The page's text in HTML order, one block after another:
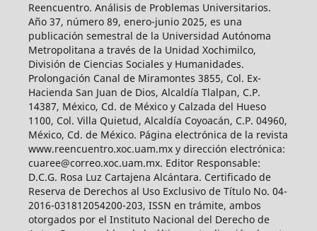
Reencuentro. Análisis de Problemas Universitarios.
Año 37, número 89, enero-junio 2025, es una
publicación semestral de la Universidad Autónoma
Metropolitana a través de la Unidad Xochimilco,
División de Ciencias Sociales y Humanidades.
Prolongación Canal de Miramontes 3855, Col. Ex-
Hacienda San Juan de Dios, Alcaldía Tlalpan, C.P.
14387, México, Cd. de México y Calzada del Hueso
1100, Col. Villa Quietud, Alcaldía Coyoacán, C.P. 04960,
México, Cd. de México. Página electrónica de la revista
www.reencuentro.xoc.uam.mx y dirección electrónica:
cuaree@correo.xoc.uam.mx. Editor Responsable:
D.C.G. Rosa Luz Cartajena Alcántara. Certificado de
Reserva de Derechos al Uso Exclusivo de Título No. 04-
2016-031812054200-203, ISSN en trámite, ambos
otorgados por el Instituto Nacional del Derecho de